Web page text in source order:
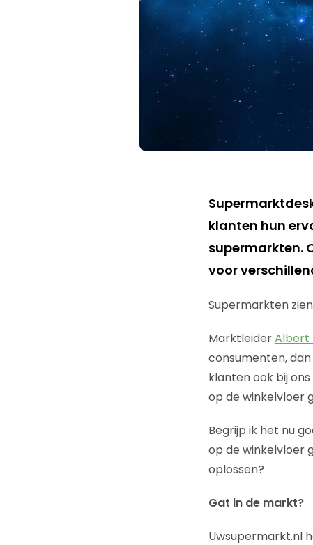
klanten hun
supermarkten.
voor
Supermarkten
MarktleiderAlbert
consumenten, dan
klanten ook bij
op de winkelvloer
Begrijp ik het nu
op de winkelvloer
oplossen?
Gat in de markt?
Uwsupermarkt.nl